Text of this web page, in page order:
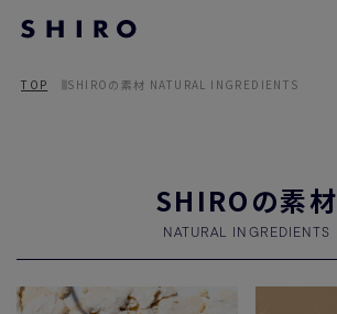
TOP SHIROの素材 NATURAL INGREDIENTS
SHIROの素材
NATURAL INGREDIENTS